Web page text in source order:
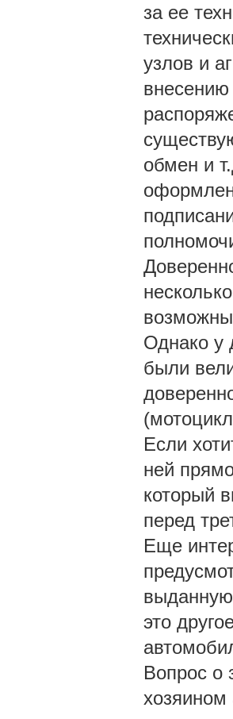
за ее
узлов и
обмен и
Однако у
были
Если
ней
который
перед
Еще
это
Вопрос о
хозяином